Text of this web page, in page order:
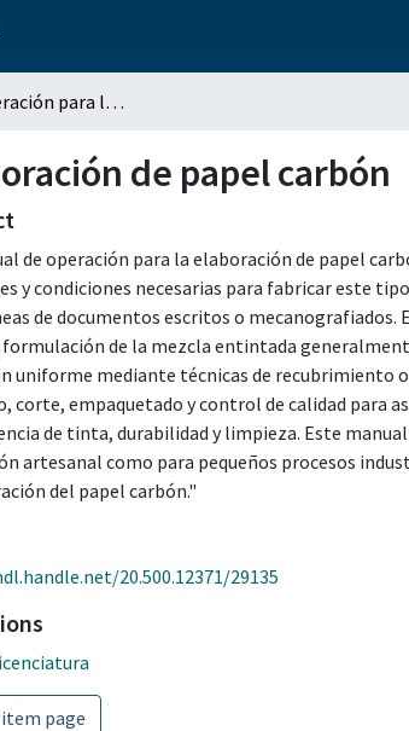
Manual de operación para la elaboración de papel carbón
de papel carbón
de operación para la elaboración de papel
y condiciones necesarias para fabricar este
de documentos escritos o mecanografiados.
de la mezcla entintada
uniforme mediante técnicas de recubrimiento
corte, empaquetado y control de calidad para
de tinta, durabilidad y limpieza. Este
artesanal como para pequeños procesos
del papel carbón."
20.500.12371/29135
page